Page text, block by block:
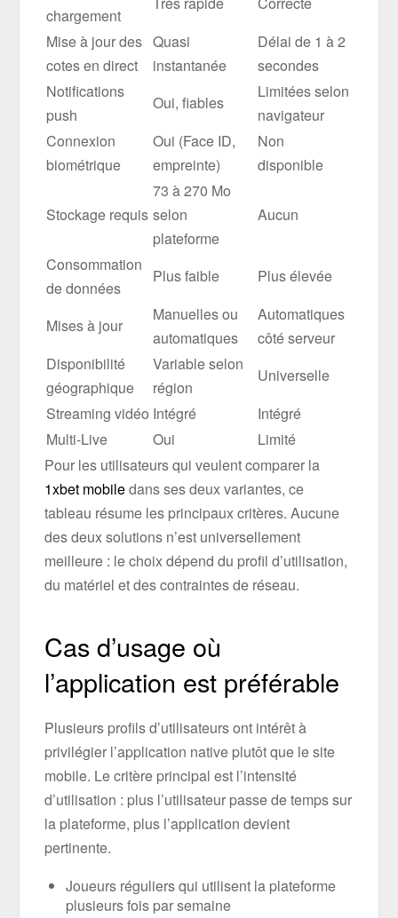
chargement
Mise à jour des
cotes en direct
Quasi
instantanée
Délai de 1 à 2
secondes
Notifications
push
Oui, fiables
Limitées selon
navigateur
Connexion
biométrique
Oui (Face ID,
empreinte)
Non
disponible
Stockage requis
73 à 270 Mo
selon
plateforme
Aucun
Consommation
de données
Plus faible Plus élevée
Mises à jour
Manuelles ou
automatiques
Automatiques
côté serveur
Disponibilité
géographique
Variable selon
région
Universelle
Streaming vidéo Intégré
Intégré
Multi-Live
Oui
Limité
Pour les utilisateurs qui veulent comparer la
1xbet mobiledans ses deux variantes, ce
tableau résume les principaux critères. Aucune
des deux solutions n’est universellement
meilleure : le choix dépend du profil d’utilisation,
du matériel et des contraintes de réseau.
Cas d’usage où
l’application est préférable
Plusieurs profils d’utilisateurs ont intérêt à
privilégier l’application native plutôt que le site
mobile. Le critère principal est l’intensité
d’utilisation : plus l’utilisateur passe de temps sur
la plateforme, plus l’application devient
pertinente.
Joueurs réguliers qui utilisent la plateforme
plusieurs fois par semaine